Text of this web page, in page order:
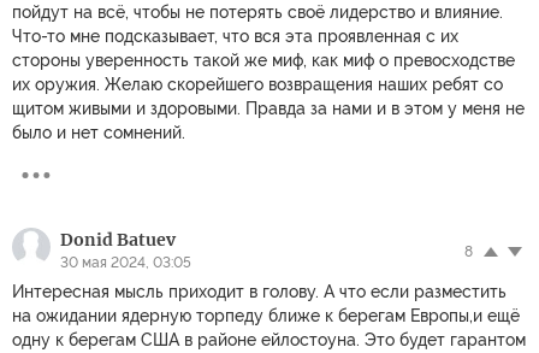
пойдут на всë, чтобы не потерять своё лидерство и влияние.
Что-то мне подсказывает, что вся эта проявленная с их
стороны уверенность такой же миф, как миф о превосходстве
их оружия. Желаю скорейшего возвращения наших ребят со
щитом живыми и здоровыми. Правда за нами и в этом у меня не
было и нет сомнений.
Donid Batuev
30 мая 2024, 03:05
8
Интересная мысль приходит в голову. А что если разместить
на ожидании ядерную торпеду ближе к берегам Европы,и ещё
одну к берегам США в районе ейлостоуна. Это будет гарантом